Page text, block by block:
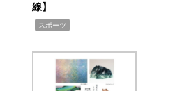
線】
スポーツ